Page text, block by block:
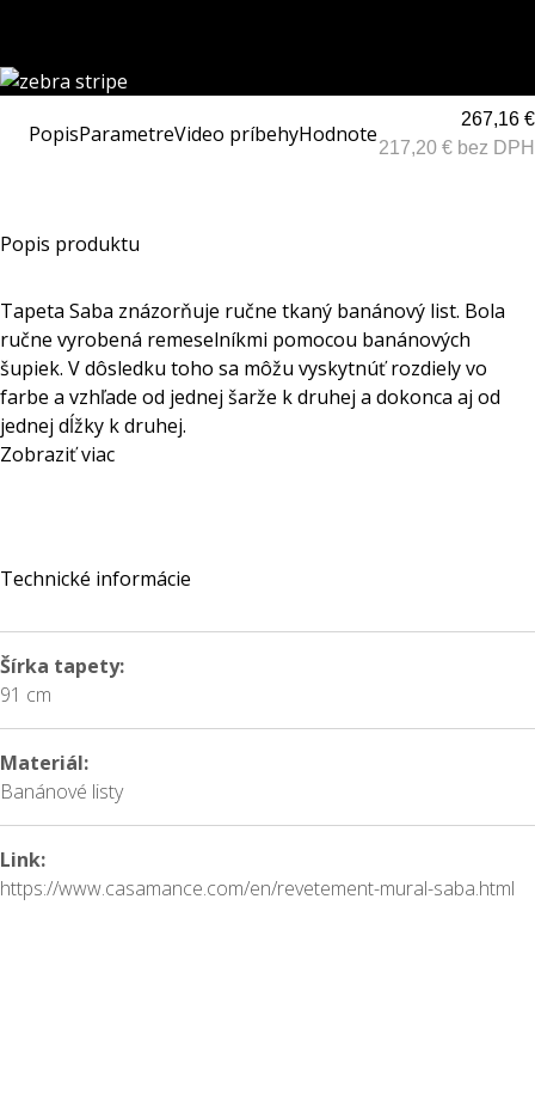
PopisParametreVideo príbehyHodnotenia
267,16 €
217,20 € bez DPH
Popis produktu
Tapeta Saba znázorňuje ručne tkaný banánový list. Bola
ručne vyrobená remeselníkmi pomocou banánových
šupiek. V dôsledku toho sa môžu vyskytnúť rozdiely vo
farbe a vzhľade od jednej šarže k druhej a dokonca aj od
jednej dĺžky k druhej.
Zobraziť viac
Technické informácie
Šírka tapety:
91 cm
Materiál:
Banánové listy
Link:
https://www.casamance.com/en/revetement-mural-saba.html